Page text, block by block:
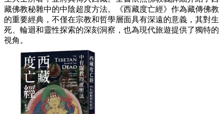
藏佛教秘雜中的中陰超度方法。《西藏度亡經》作為藏傳佛教
的重要經典，不僅在宗教和哲學層面具有深遠的意義，其對生
死、輪迴和靈性探索的深刻洞察，也為現代旅遊提供了獨特的
視角。